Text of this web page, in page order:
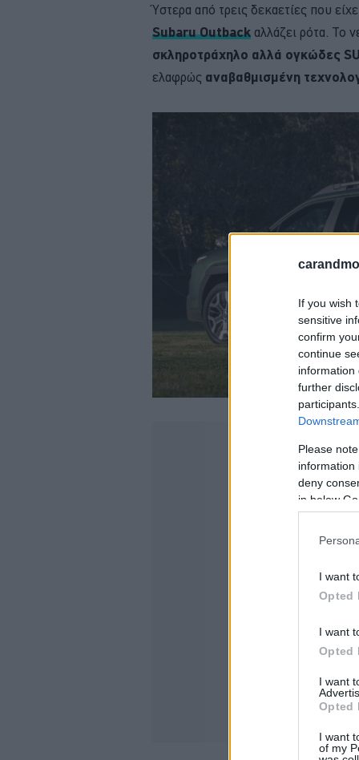
If you wish
sensitive
confirm
continue
information
further
Please
information
deny
in below
I want
Opted
I want
Opted
I want
Opted
I want
of my
Ύστερα από τρεις δεκαετίες που είχε
Subaru Outback αλλάζει ρότα. Το
σκληροτράχηλο αλλά ογκώδες
ελαφρώς αναβαθμισμένη